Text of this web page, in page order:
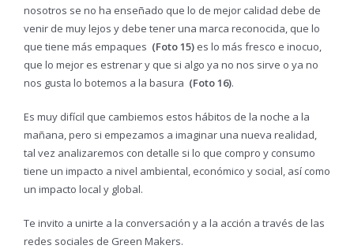
nosotros se no ha enseñado que lo de mejor calidad debe de
venir de muy lejos y debe tener una marca reconocida, que lo
que tiene más empaques (Foto 15) es lo más fresco e inocuo,
que lo mejor es estrenar y que si algo ya no nos sirve o ya no
nos gusta lo botemos a la basura (Foto 16).
Es muy difícil que cambiemos estos hábitos de la noche a la
mañana, pero si empezamos a imaginar una nueva realidad,
tal vez analizaremos con detalle si lo que compro y consumo
tiene un impacto a nivel ambiental, económico y social, así como
un impacto local y global.
Te invito a unirte a la conversación y a la acción a través de las
redes sociales de Green Makers.